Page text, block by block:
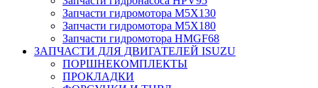
Запчасти гидромотора M5X130
Запчасти гидромотора M5X180
Запчасти гидромотора HMGF68
ЗАПЧАСТИ ДЛЯ ДВИГАТЕЛЕЙ ISUZU
ПОРШНЕКОМПЛЕКТЫ
ПРОКЛАДКИ